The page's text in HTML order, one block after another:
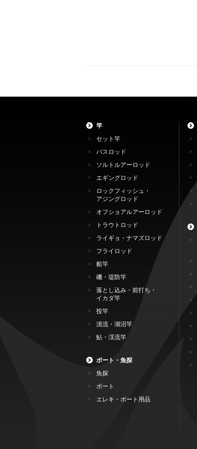
竿
セット竿
バスロッド
ソルトルアーロッド
エギングロッド
ロックフィッシュ・
アジングロッド
オフショアルアーロッド
トラウトロッド
ライギョ・ナマズロッド
フライロッド
船竿
磯・堤防竿
落とし込み・前打ち・
イカダ竿
投竿
清流・湖沼竿
鮎・渓流竿
ボート・魚探
魚探
ボート
エレキ・ボート用品